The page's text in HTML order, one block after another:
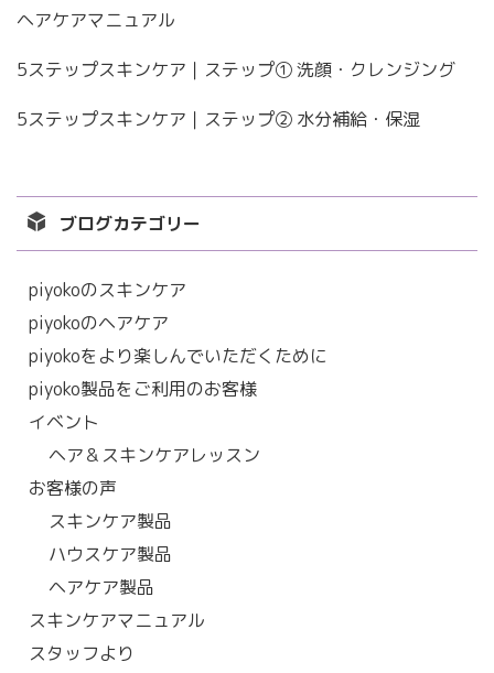
ヘアケアマニュアル
5ステップスキンケア｜ステップ① 洗顔・クレンジング
5ステップスキンケア｜ステップ② 水分補給・保湿
ブログカテゴリー
piyokoのスキンケア
piyokoのヘアケア
piyokoをより楽しんでいただくために
piyoko製品をご利用のお客様
イベント
ヘア＆スキンケアレッスン
お客様の声
スキンケア製品
ハウスケア製品
ヘアケア製品
スキンケアマニュアル
スタッフより